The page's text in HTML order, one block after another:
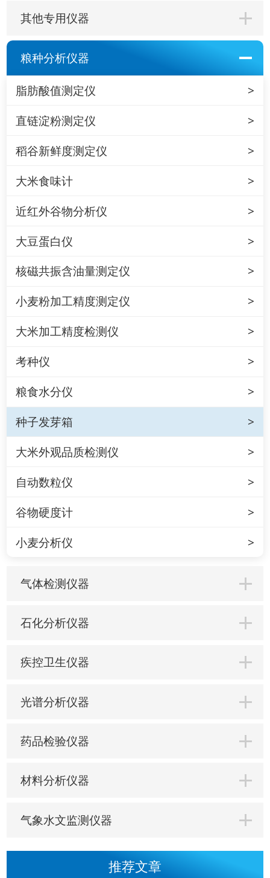
其他专用仪器
粮种分析仪器
脂肪酸值测定仪
直链淀粉测定仪
稻谷新鲜度测定仪
大米食味计
近红外谷物分析仪
大豆蛋白仪
核磁共振含油量测定仪
小麦粉加工精度测定仪
大米加工精度检测仪
考种仪
粮食水分仪
种子发芽箱
大米外观品质检测仪
自动数粒仪
谷物硬度计
小麦分析仪
气体检测仪器
石化分析仪器
疾控卫生仪器
光谱分析仪器
药品检验仪器
材料分析仪器
气象水文监测仪器
推荐文章